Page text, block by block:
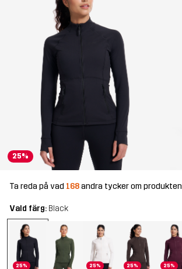
25%
Ta reda på vad 168andra tycker om produkten
Vald färg: Black
25% 25% 25% 25%